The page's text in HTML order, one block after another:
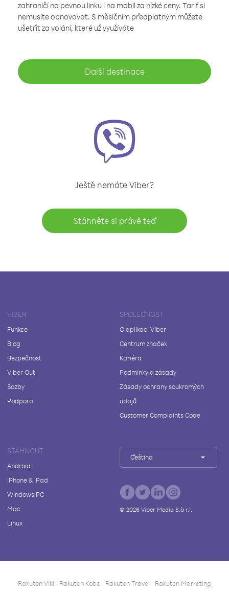
zahraničí na pevnou linku i na mobil za nízké ceny. Tarif si
nemusíte obnovovat. S měsíčním předplatným můžete
ušetřit za volání, které už využíváte
Další destinace
Ještě nemáte Viber?
Stáhněte si právě teď
VIBER
Funkce
Blog
Bezpečnost
Viber Out
Sazby
Podpora
SPOLEČNOST
O aplikaci Viber
Centrum značek
Kariéra
Podmínky a zásady
Zásady ochrany soukromých
údajů
Customer Complaints Code
STÁHNOUT
Android
iPhone & iPad
Windows PC
Mac
Linux
Čeština
© 2026Viber Media S.à r.l.
Rakuten Viki Rakuten Kobo Rakuten Travel Rakuten Marketing